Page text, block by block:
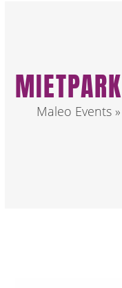
MIETPARK
Maleo Events »